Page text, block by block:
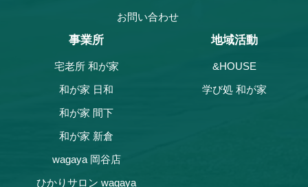
お問い合わせ
事業所
宅老所 和が家
和が家 日和
和が家 間下
和が家 新倉
wagaya 岡谷店
ひかりサロン wagaya
地域活動
&HOUSE
学び処 和が家